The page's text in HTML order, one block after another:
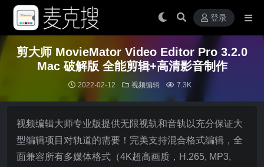
登录
剪大师 MovieMator Video Editor Pro 3.2.0
Mac 破解版 全能剪辑+高清影音制作
2022-02-12 视频编辑 7.3K
视频编辑大师专业版提供无限视轨和音轨以充分保证大
型编辑项目对轨道的需要！完美支持混合格式编辑，全
面兼容所有多媒体格式（4K超高画质，H.265, MP3,